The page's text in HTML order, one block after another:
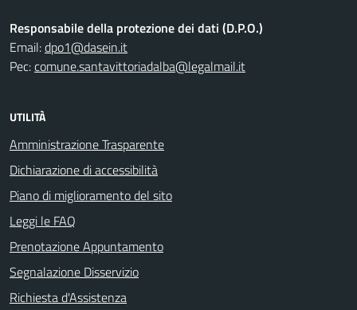
Responsabile della protezione dei dati (D.P.O.)
Email:dpo1@dasein.it
Pec:comune.santavittoriadalba@legalmail.it
UTILITÀ
Amministrazione Trasparente
Dichiarazione di accessibilità
Piano di miglioramento del sito
Leggi le FAQ
Prenotazione Appuntamento
Segnalazione Disservizio
Richiesta d'Assistenza